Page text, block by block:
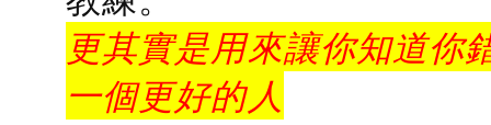
更其實是用來讓你知道你
一個更好的人